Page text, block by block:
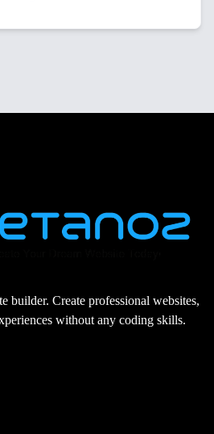
builder. Create professional websites,
without any coding skills.